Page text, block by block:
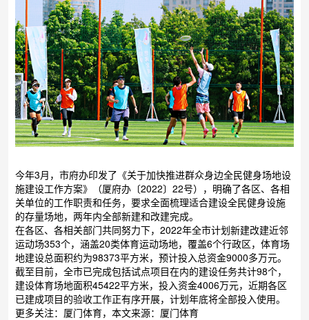
今年3月，市府办印发了《关于加快推进群众身边全民健身场地设
施建设工作方案》（厦府办〔2022〕22号），明确了各区、各相
关单位的工作职责和任务，要求全面梳理适合建设全民健身设施
的存量场地，两年内全部新建和改建完成。
在各区、各相关部门共同努力下，2022年全市计划新建改建近邻
运动场353个，涵盖20类体育运动场地，覆盖6个行政区，体育场
地建设总面积约为98373平方米，预计投入总资金9000多万元。
截至目前，全市已完成包括试点项目在内的建设任务共计98个，
建设体育场地面积45422平方米，投入资金4006万元，近期各区
已建成项目的验收工作正有序开展，计划年底将全部投入使用。
更多关注：厦门体育，本文来源：厦门体育